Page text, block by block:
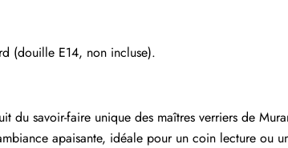
(douille E14, non incluse).
du savoir-faire unique des maîtres verriers de
apaisante, idéale pour un coin lecture ou